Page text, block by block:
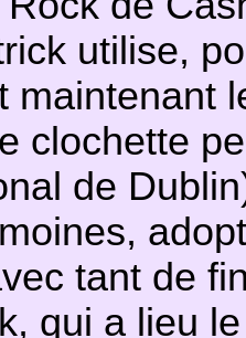
utilise,
maintenant
clochette
de
tant de
qui a lieu